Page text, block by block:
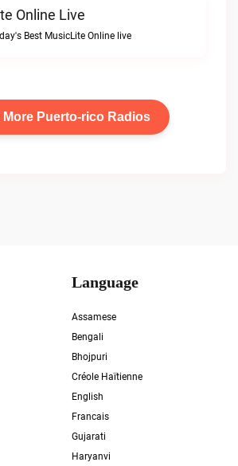
Online Live
Best MusicLite Online live
More Puerto-rico Radios
Language
Assamese
Bengali
Bhojpuri
Créole Haïtienne
English
Francais
Gujarati
Haryanvi